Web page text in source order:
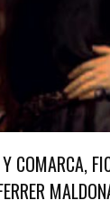
COMARCA,